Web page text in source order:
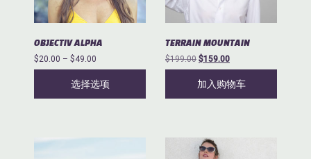
OBJECTIV ALPHA
$20.00 – $49.00
格
范
选择选项
体。
在
产
品
页
TERRAIN MOUNTAIN
$199.00 原
价
为：
$159.00当
前
价
加入购物车